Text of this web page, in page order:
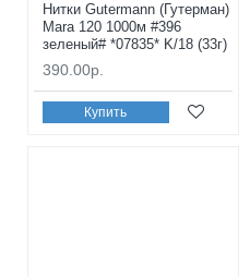
Нитки Gutermann (Гутерман)
Mara 120 1000м #396
зеленый# *07835* K/18 (33г)
390.00р.
Купить